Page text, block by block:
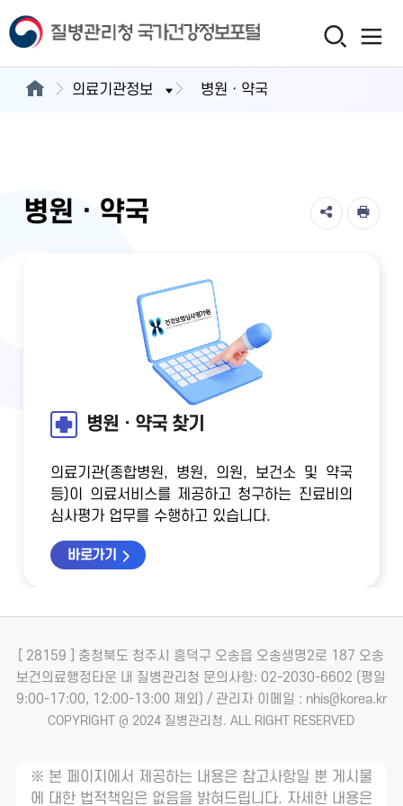
의료기관정보 병원ㆍ약국
병원ㆍ약국
병원ㆍ약국 찾기
의료기관(종합병원, 병원, 의원, 보건소 및 약국
등)이 의료서비스를 제공하고 청구하는 진료비의
심사평가 업무를 수행하고 있습니다.
바로가기
[ 28159 ] 충청북도 청주시 흥덕구 오송읍 오송생명2로 187 오송
보건의료행정타운 내 질병관리청 문의사항: 02-2030-6602 (평일
9:00-17:00, 12:00-13:00 제외) / 관리자 이메일 : nhis@korea.kr
COPYRIGHT @ 2024 질병관리청. ALL RIGHT RESERVED
※ 본 페이지에서 제공하는 내용은 참고사항일 뿐 게시물
에 대한 법적책임은 없음을 밝혀드립니다. 자세한 내용은